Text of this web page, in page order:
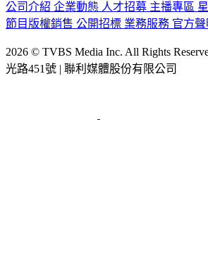
公司介紹 企業動態 人才招募 主播專區
節目版權銷售 公開招標 業務服務 官方聲
2026 © TVBS Media Inc. All Rights
光路451號 | 聯利媒體股份有限公司